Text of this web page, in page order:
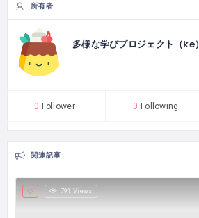
所有者
多様な学びプロジェクト（ke）
0 Follower 0 Following
関連記事
791 Views